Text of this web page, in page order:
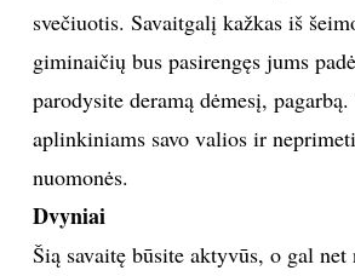
svečiuotis. Savaitgalį kažkas iš
giminaičių bus pasirengęs jums
parodysite deramą dėmesį,
aplinkiniams savo valios ir
nuomonės.
Dvyniai
Šią savaitę būsite aktyvūs, o gal net